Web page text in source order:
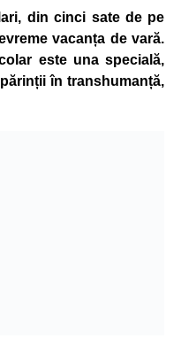
din cinci sate de pe
vacanța de vară.
este una specială,
în transhumanță,